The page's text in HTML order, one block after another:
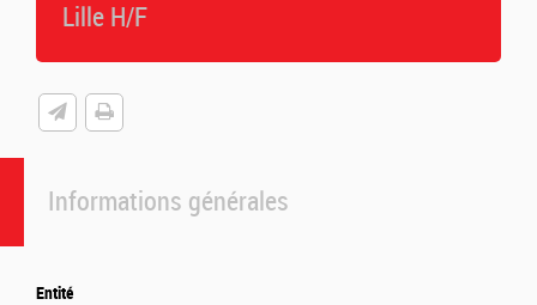
Lille H/F
Informations générales
Entité